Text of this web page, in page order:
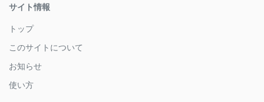
サイト情報
トップ
このサイトについて
お知らせ
使い方